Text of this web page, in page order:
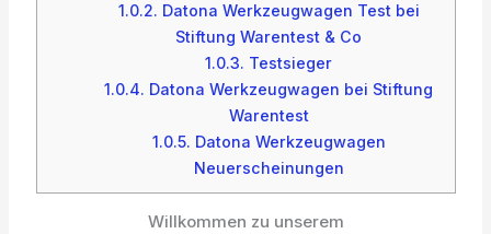
1.0.2. Datona Werkzeugwagen Test bei
Stiftung Warentest & Co
1.0.3. Testsieger
1.0.4. Datona Werkzeugwagen bei Stiftung
Warentest
1.0.5. Datona Werkzeugwagen
Neuerscheinungen
Willkommen zu unserem